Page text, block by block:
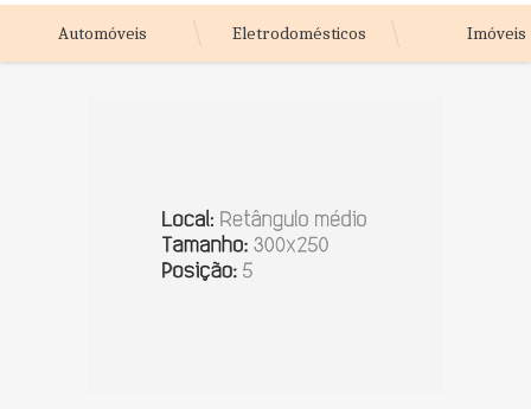
Automóveis Eletrodomésticos Imóveis